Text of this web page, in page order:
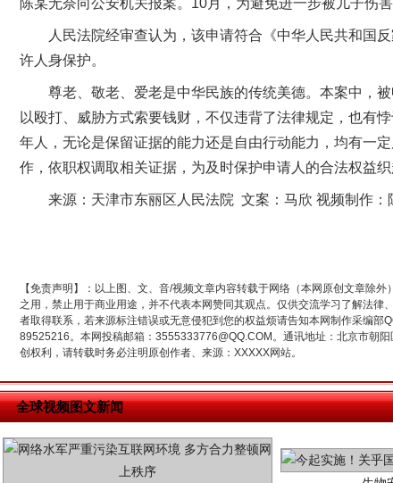
陈某无奈向公安机关报案。10月，为避免进一步被儿子伤
人民法院经审查认为，该申请符合《中华人民共和国反
许人身保护。
尊老、敬老、爱老是中华民族的传统美德。本案中，被
以殴打、威胁方式索要钱财，不仅违背了法律规定，也有
年人，无论是保留证据的能力还是自由行动能力，均有一
作，依职权调取相关证据，为及时保护申请人的合法权益织
来源：天津市东丽区人民法院 文案：马欣 视频制作：
【免责声明】：以上图、文、音/视频文章内容转载于网络（本网原创文章除
之用，禁止用于商业用途，并不代表本网赞同其观点。仅供交流学习了解法
者取得联系，若来源标注错误或无意侵犯到您的权益烦请告知本网制作采编
89525216。本网投稿邮箱：3555333776@QQ.COM。通讯地址：北京市朝
创权利，请转载时务必注明原创作者、来源：XXXXX网站。
全球视频图文新闻
习近平的博鳌关键词
魏明亮
“刷贴”乱象丛生
生物